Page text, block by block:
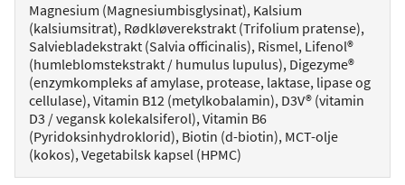
Magnesium (Magnesiumbisglysinat), Kalsium
(kalsiumsitrat), Rødkløverekstrakt (Trifolium pratense),
Salviebladekstrakt (Salvia officinalis), Rismel, Lifenol®
(humleblomstekstrakt / humulus lupulus), Digezyme®
(enzymkompleks af amylase, protease, laktase, lipase og
cellulase), Vitamin B12 (metylkobalamin), D3V® (vitamin
D3 / vegansk kolekalsiferol), Vitamin B6
(Pyridoksinhydroklorid), Biotin (d-biotin), MCT-olje
(kokos), Vegetabilsk kapsel (HPMC)